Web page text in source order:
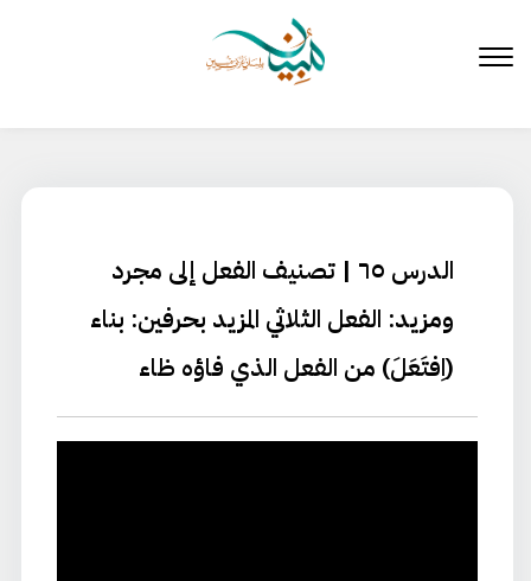
المحتوى
الدرس ٦٥ | تصنيف الفعل إلى مجرد
ومزيد: الفعل الثلاثي المزيد بحرفين: بناء
(اِفتَعَلَ) من الفعل الذي فاؤه ظاء